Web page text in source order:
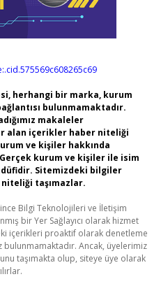
herhangi bir marka, kurum
bulunmamaktadır.
makaleler
alan içerikler haber niteliği
ve kişiler hakkında
kurum ve kişiler ile isim
Sitemizdeki bilgiler
taşımazlar.
Bilgi Teknolojileri ve İletişim
bir Yer Sağlayıcı olarak hizmet
içerikleri proaktif olarak denetleme
Ancak, üyelerimiz
taşımakta olup, siteye üye olarak